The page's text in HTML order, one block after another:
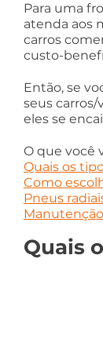
Para uma
atenda aos
carros
custo-
Então, se
seus
eles se
O que você
Quais os
Como
Pneus
Quais